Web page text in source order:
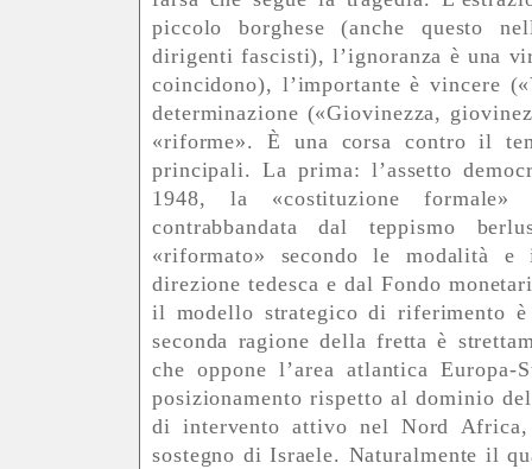
piccolo borghese (anche questo
dirigenti fascisti), l’ignoranza è una
coincidono), l’importante è vincere
determinazione («Giovinezza,
«riforme». È una corsa contro il
principali. La prima: l’assetto
1948, la «costituzione formale»
contrabbandata dal teppismo
«riformato» secondo le modalità
direzione tedesca e dal Fondo
il modello strategico di riferimento
seconda ragione della fretta è
che oppone l’area atlantica
posizionamento rispetto al dominio
di intervento attivo nel Nord
sostegno di Israele. Naturalmente il